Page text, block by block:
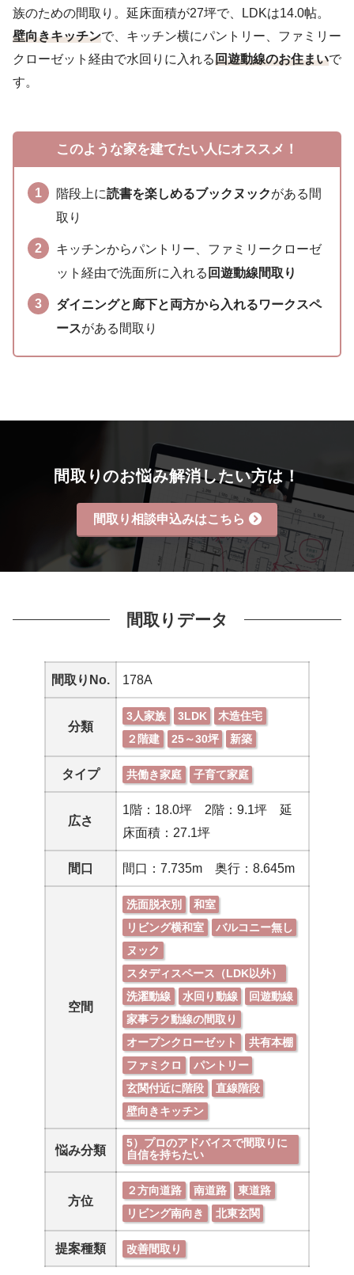
族のための間取り。延床面積が27坪で、LDKは14.0帖。
壁向きキッチンで、キッチン横にパントリー、ファミリー
クローゼット経由で水回りに入れる回遊動線のお住まいで
す。
このような家を建てたい人にオススメ！
階段上に読書を楽しめるブックヌックがある間
取り
キッチンからパントリー、ファミリークローゼ
ット経由で洗面所に入れる 回遊動線間取り
ダイニングと廊下と両方から入れるワークスペ
ースがある間取り
間取りのお悩み解消したい方は！
間取り相談申込みはこちら
間取りデータ
間取りNo. 178A
分類
3人家族 3LDK
木造住宅
２階建
25～30坪 新築
タイプ 共働き家庭 子育て家庭
広さ
1階：18.0坪 2階：9.1坪 延
床面積：27.1坪
間口 間口：7.735m 奥行：8.645m
空間
洗面脱衣別
和室
リビング横和室
バルコニー無し
ヌック
スタディスペース（LDK以外）
洗濯動線
水回り動線
回遊動線
家事ラク動線の間取り
オープンクローゼット
共有本棚
ファミクロ
パントリー
玄関付近に階段
直線階段
壁向きキッチン
悩み分類
5）プロのアドバイスで間取りに
自信を持ちたい
方位
２方向道路 南道路
東道路
リビング南向き
北東玄関
提案種類 改善間取り